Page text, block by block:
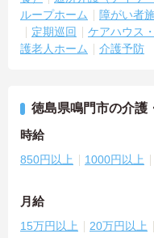
ループホーム
障がい者
定期巡回
ケアハウス
護老人ホーム
介護予防
徳島県鳴門市の介護
時給
850円以上 1000円以上
月給
15万円以上 20万円以上